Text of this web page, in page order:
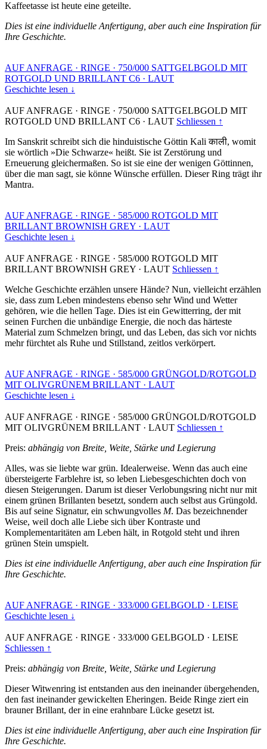
Kaffeetasse ist heute eine geteilte.
Dies ist eine individuelle Anfertigung, aber auch eine Inspiration für
Ihre Geschichte.
AUF ANFRAGE · RINGE · 750/000 SATTGELBGOLD MIT
ROTGOLD UND BRILLANT C6 · LAUT
Geschichte lesen ↓
AUF ANFRAGE · RINGE · 750/000 SATTGELBGOLD MIT
ROTGOLD UND BRILLANT C6 · LAUT Schliessen ↑
Im Sanskrit schreibt sich die hinduistische Göttin Kali काली, womit
sie wörtlich »Die Schwarze« heißt. Sie ist Zerstörung und
Erneuerung gleichermaßen. So ist sie eine der wenigen Göttinnen,
über die man sagt, sie könne Wünsche erfüllen. Dieser Ring trägt ihr
Mantra.
AUF ANFRAGE · RINGE · 585/000 ROTGOLD MIT
BRILLANT BROWNISH GREY · LAUT
Geschichte lesen ↓
AUF ANFRAGE · RINGE · 585/000 ROTGOLD MIT
BRILLANT BROWNISH GREY · LAUT Schliessen ↑
Welche Geschichte erzählen unsere Hände? Nun, vielleicht erzählen
sie, dass zum Leben mindestens ebenso sehr Wind und Wetter
gehören, wie die hellen Tage. Dies ist ein Gewitterring, der mit
seinen Furchen die unbändige Energie, die noch das härteste
Material zum Schmelzen bringt, und das Leben, das sich vor nichts
mehr fürchtet als Ruhe und Stillstand, zeitlos verkörpert.
AUF ANFRAGE · RINGE · 585/000 GRÜNGOLD/ROTGOLD
MIT OLIVGRÜNEM BRILLANT · LAUT
Geschichte lesen ↓
AUF ANFRAGE · RINGE · 585/000 GRÜNGOLD/ROTGOLD
MIT OLIVGRÜNEM BRILLANT · LAUT Schliessen ↑
Preis: abhängig von Breite, Weite, Stärke und Legierung
Alles, was sie liebte war grün. Idealerweise. Wenn das auch eine
übersteigerte Farblehre ist, so leben Liebesgeschichten doch von
diesen Steigerungen. Darum ist dieser Verlobungsring nicht nur mit
einem grünen Brillanten besetzt, sondern auch selbst aus Grüngold.
Bis auf seine Signatur, ein schwungvolles M. Das bezeichnender
Weise, weil doch alle Liebe sich über Kontraste und
Komplementaritäten am Leben hält, in Rotgold steht und ihren
grünen Stein umspielt.
Dies ist eine individuelle Anfertigung, aber auch eine Inspiration für
Ihre Geschichte.
AUF ANFRAGE · RINGE · 333/000 GELBGOLD · LEISE
Geschichte lesen ↓
AUF ANFRAGE · RINGE · 333/000 GELBGOLD · LEISE
Schliessen ↑
Preis: abhängig von Breite, Weite, Stärke und Legierung
Dieser Witwenring ist entstanden aus den ineinander übergehenden,
den fast ineinander gewickelten Eheringen. Beide Ringe ziert ein
brauner Brillant, der in eine erahnbare Lücke gesetzt ist.
Dies ist eine individuelle Anfertigung, aber auch eine Inspiration für
Ihre Geschichte.